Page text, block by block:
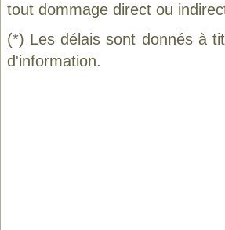
tout dommage direct ou
(*) Les délais sont donnés à
d'information.